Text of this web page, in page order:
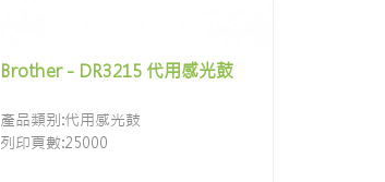
Brother - DR3215 代用感光鼓
產品類别:代用感光鼓
列印頁數:25000